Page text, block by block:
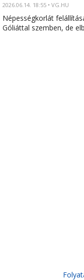
2026.06.14. 18:55 • VG.HU
Népességkorlát
Góliáttal szemben, de